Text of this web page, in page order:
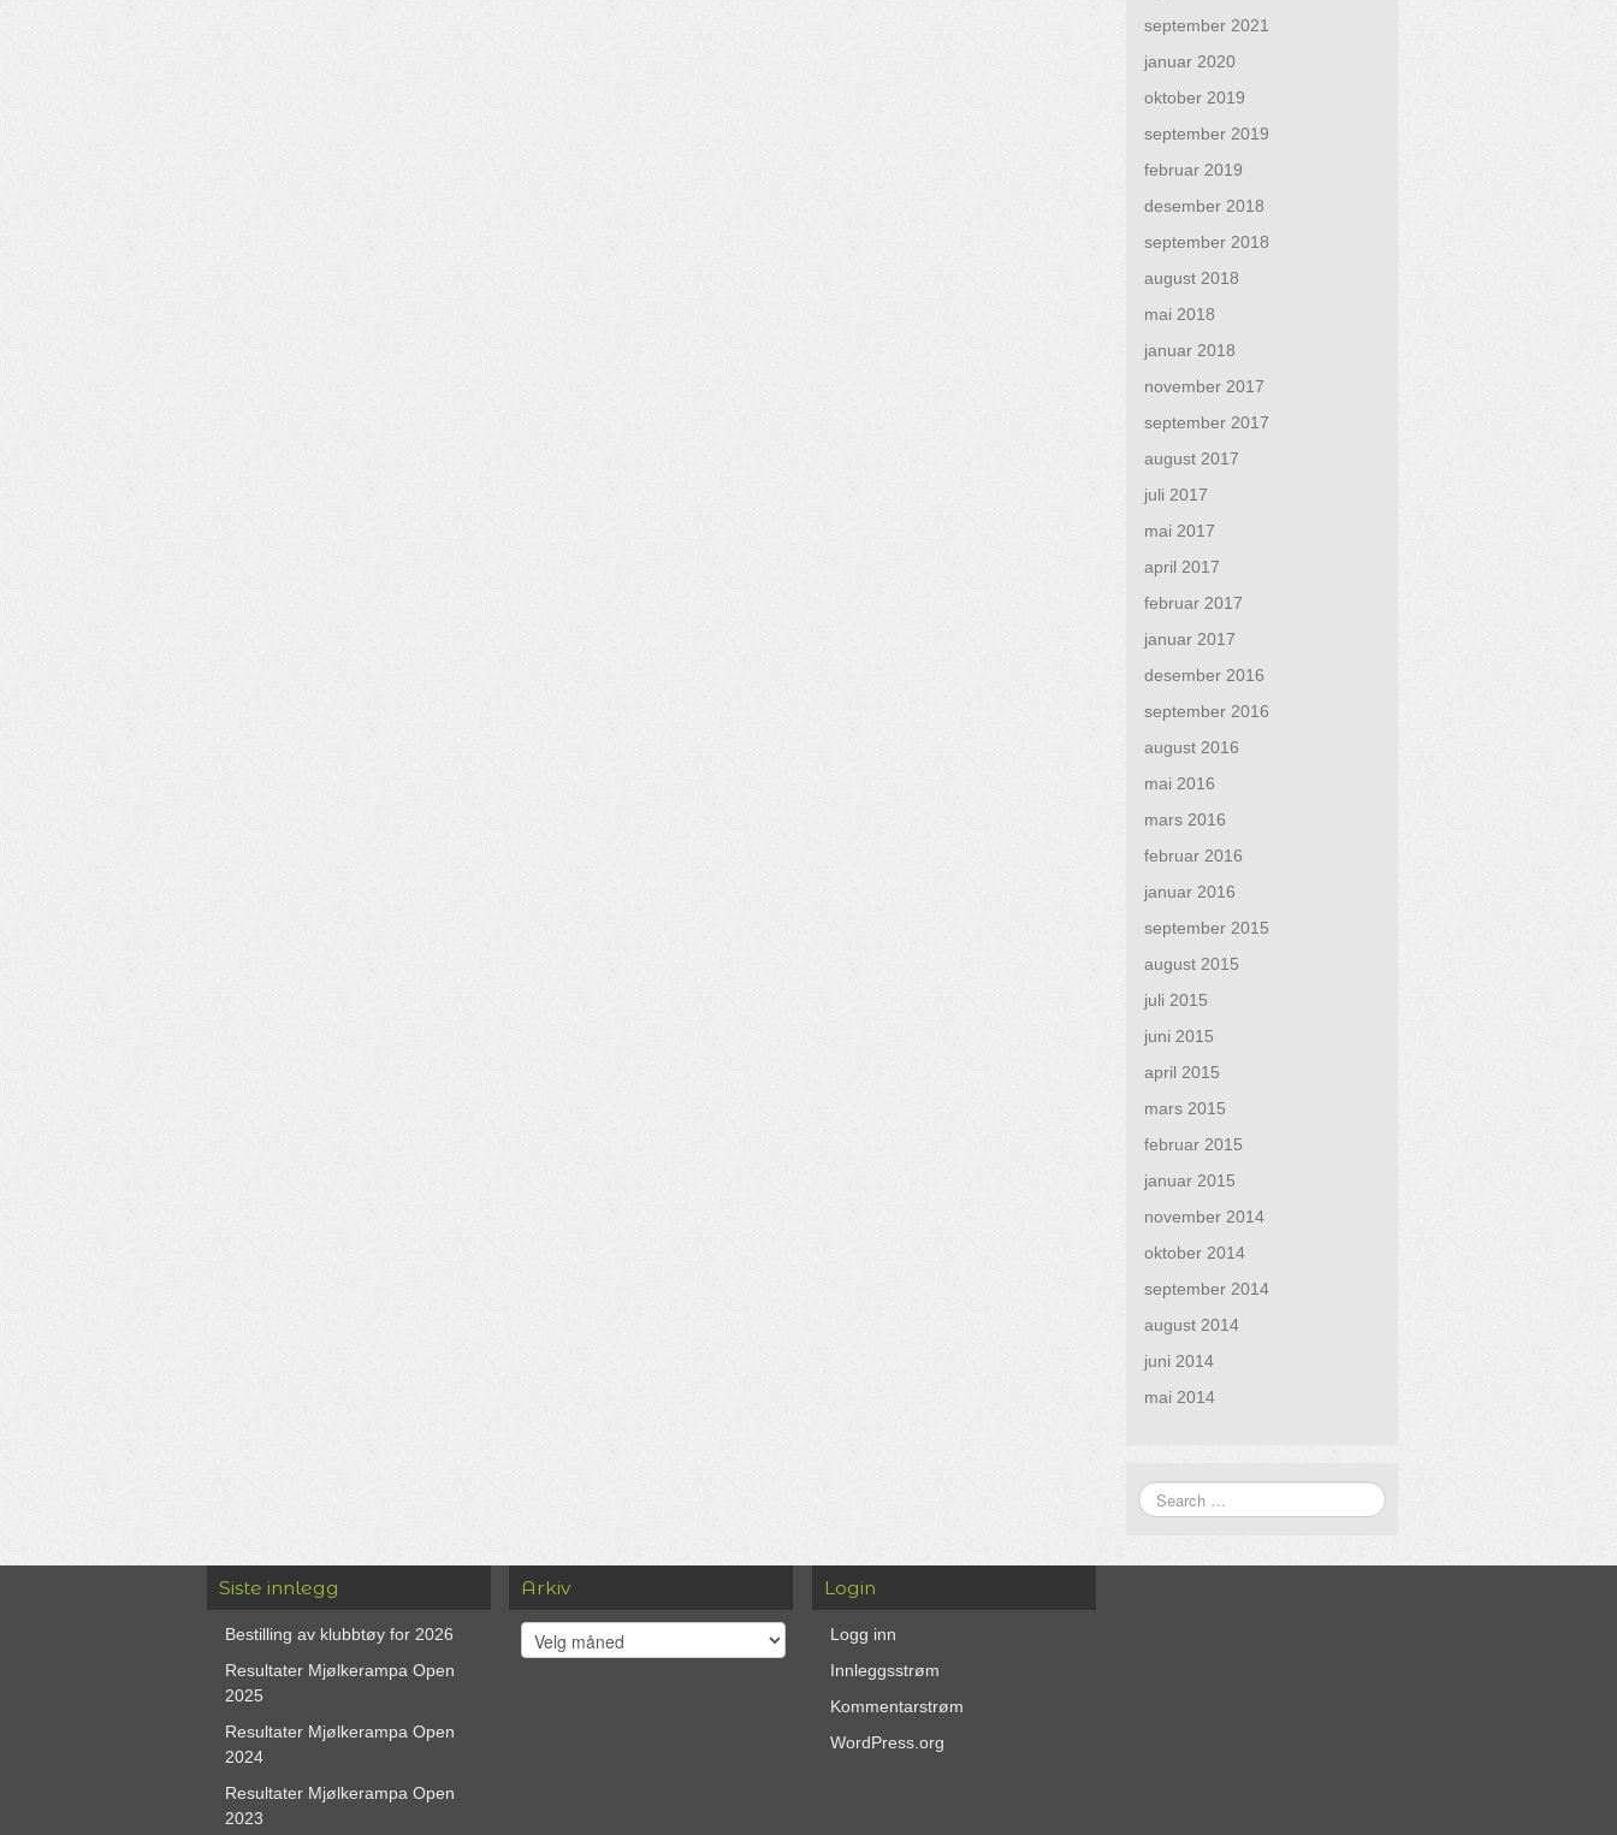
september 2021
januar 2020
oktober 2019
september 2019
februar 2019
desember 2018
september 2018
august 2018
mai 2018
januar 2018
november 2017
september 2017
august 2017
juli 2017
mai 2017
april 2017
februar 2017
januar 2017
desember 2016
september 2016
august 2016
mai 2016
mars 2016
februar 2016
januar 2016
september 2015
august 2015
juli 2015
juni 2015
april 2015
mars 2015
februar 2015
januar 2015
november 2014
oktober 2014
september 2014
august 2014
juni 2014
mai 2014
Siste innlegg
Bestilling av klubbtøy for 2026
Resultater Mjølkerampa Open
2025
Resultater Mjølkerampa Open
2024
Resultater Mjølkerampa Open
2023
Arkiv
Arkiv
Login
Logg inn
Innleggsstrøm
Kommentarstrøm
WordPress.org